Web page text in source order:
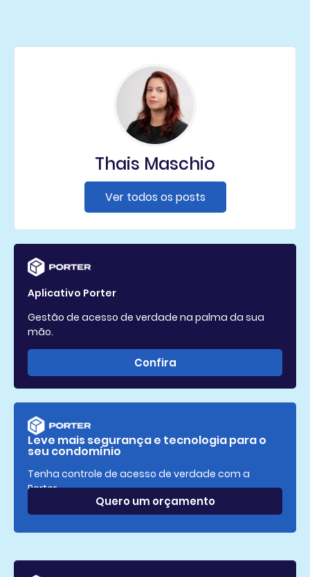
Thais Maschio
Ver todos os posts
Aplicativo Porter
Gestão de acesso de verdade na palma da sua
mão.
Confira
Leve mais segurança e tecnologia para o
seu condomínio
Tenha controle de acesso de verdade com a
Porter.
Quero um orçamento